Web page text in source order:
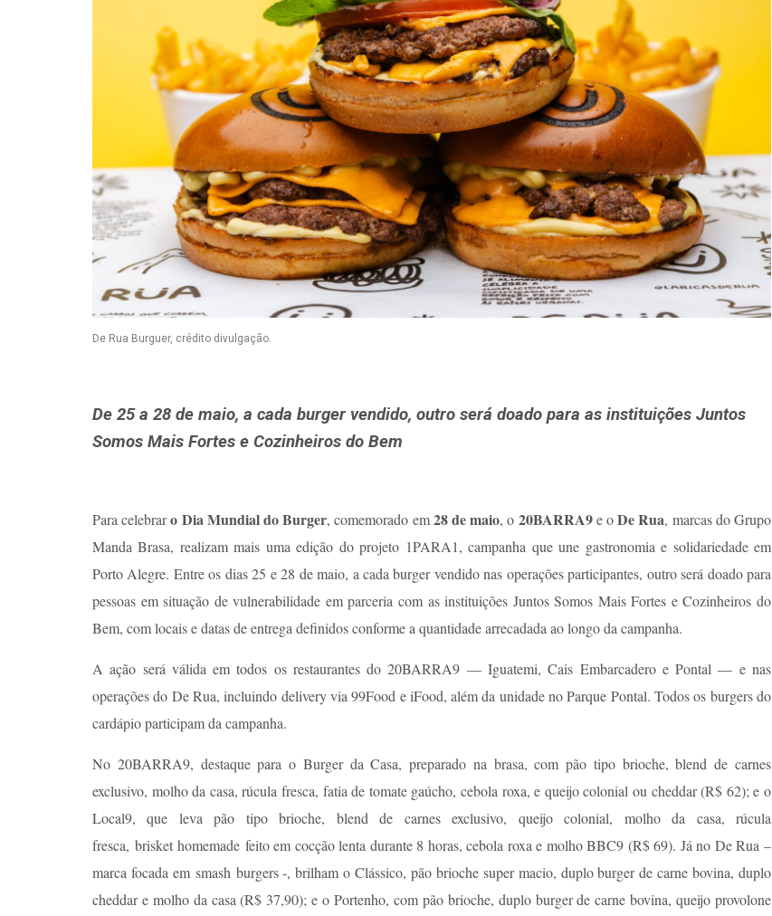
De Rua Burguer, crédito divulgação.
De 25 a 28 de maio, a cada burger vendido, outro será doado para as instituições Juntos
Somos Mais Fortes e Cozinheiros do Bem
Para celebraro Dia Mundial do Burger, comemorado em28 de maio, o 20BARRA9e oDe Rua, marcas do Grupo
Manda Brasa, realizam mais uma edição do projeto 1PARA1, campanha que une gastronomia e solidariedade em
Porto Alegre. Entre os dias 25 e 28 de maio, a cada burger vendido nas operações participantes, outro será doado para
pessoas em situação de vulnerabilidade em parceria com as instituições Juntos Somos Mais Fortes e Cozinheiros do
Bem, com locais e datas de entrega definidos conforme a quantidade arrecadada ao longo da campanha.
A ação será válida em todos os restaurantes do 20BARRA9 — Iguatemi, Cais Embarcadero e Pontal — e nas
operações do De Rua, incluindo delivery via 99Food e iFood, além da unidade no Parque Pontal. Todos os burgers do
cardápio participam da campanha.
No 20BARRA9, destaque para o Burger da Casa, preparado na brasa, com pão tipo brioche, blend de carnes
exclusivo, molho da casa, rúcula fresca, fatia de tomate gaúcho, cebola roxa, e queijo colonial ou cheddar (R$ 62); e o
Local9, que leva pão tipo brioche, blend de carnes exclusivo, queijo colonial, molho da casa, rúcula
fresca, brisket homemade feito em cocção lenta durante 8 horas, cebola roxa e molho BBC9 (R$ 69). Já no De Rua –
marca focada em smash burgers -, brilham o Clássico, pão brioche super macio, duplo burger de carne bovina, duplo
cheddar e molho da casa (R$ 37,90); e o Portenho, com pão brioche, duplo burger de carne bovina, queijo provolone